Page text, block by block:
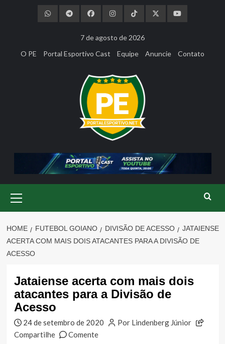
7 de agosto de 2026
O PE
Portal Esportivo Cast Equipe Anuncie Contato
Menu
HOME FUTEBOL GOIANO DIVISÃO DE ACESSO
JATAIENSE
ACERTA COM MAIS DOIS ATACANTES PARA A DIVISÃO DE
ACESSO
Jataiense acerta com mais dois
atacantes para a Divisão de
Acesso
24 de setembro de 2020
Por Lindenberg Júnior
Compartilhe
Comente